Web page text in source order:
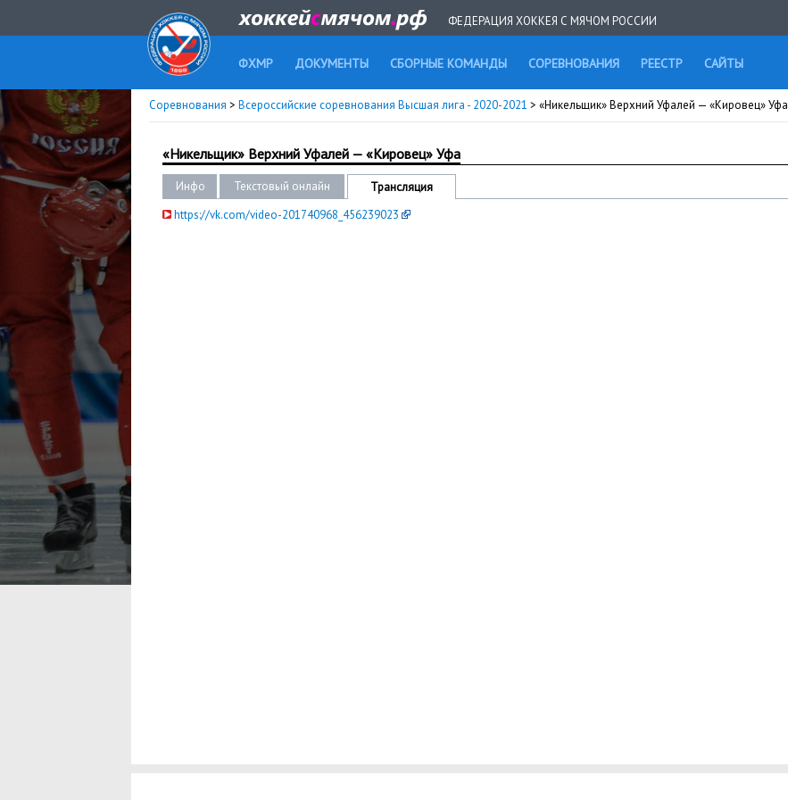
ФЕДЕРАЦИЯ ХОККЕЯ С МЯЧОМ РОССИИ
ФХМР ДОКУМЕНТЫ СБОРНЫЕ КОМАНДЫ СОРЕВНОВАНИЯ РЕЕСТР САЙТЫ
Соревнования > Всероссийские соревнования Высшая лига - 2020-2021 > «Никельщик» Верхний Уфалей — «Кировец» Уфа
«Никельщик» Верхний Уфалей — «Кировец» Уфа
Инфо Текстовый онлайн
Трансляция
https://vk.com/video-201740968_456239023